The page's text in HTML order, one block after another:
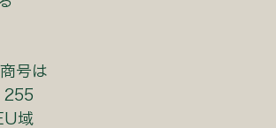
号は
255
域